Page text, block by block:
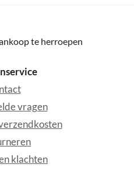
te herroepen
vragen
klachten